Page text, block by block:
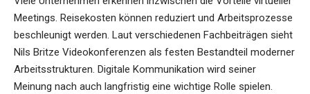
Meetings. Reisekosten können reduziert und Arbeitsprozesse
beschleunigt werden. Laut verschiedenen Fachbeiträgen sieht
Nils Britze Videokonferenzen als festen Bestandteil moderner
Arbeitsstrukturen. Digitale Kommunikation wird seiner
Meinung nach auch langfristig eine wichtige Rolle spielen.